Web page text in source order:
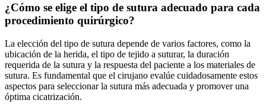
¿Cómo se elige el tipo de sutura adecuado para cada
procedimiento quirúrgico?
La elección del tipo de sutura depende de varios factores, como la
ubicación de la herida, el tipo de tejido a suturar, la duración
requerida de la sutura y la respuesta del paciente a los materiales de
sutura. Es fundamental que el cirujano evalúe cuidadosamente estos
aspectos para seleccionar la sutura más adecuada y promover una
óptima cicatrización.